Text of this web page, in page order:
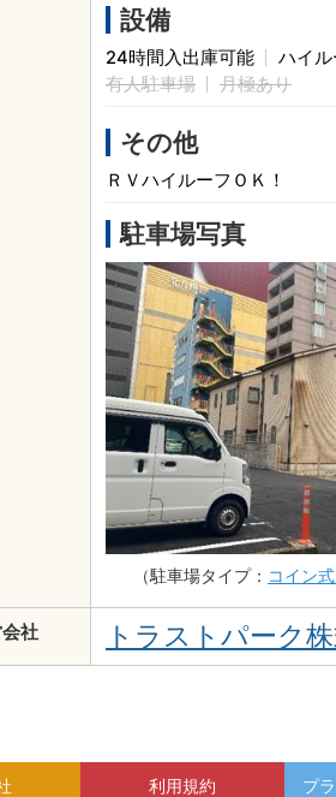
設備
24時間入出庫可能
ハイ
有人駐車場
月極あり
その他
ＲＶハイルーフＯＫ！
駐車場写真
（駐車場タイプ： コイン
社 トラストパーク
利用規約 プ